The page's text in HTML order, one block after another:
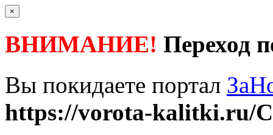
×
ВНИМАНИЕ! Переход
Вы покидаете портал
https://vorota-kalitki.ru/